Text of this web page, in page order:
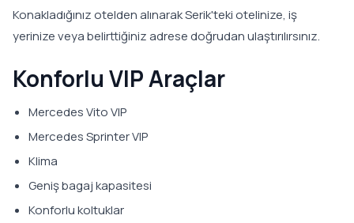
Konakladığınız otelden alınarak Serik'teki otelinize, iş
yerinize veya belirttiğiniz adrese doğrudan ulaştırılırsınız.
Konforlu VIP Araçlar
Mercedes Vito VIP
Mercedes Sprinter VIP
Klima
Geniş bagaj kapasitesi
Konforlu koltuklar